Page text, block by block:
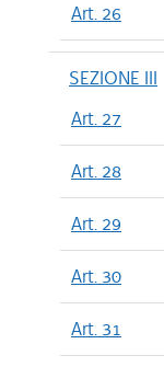
Art. 26
SEZIONE III
Art. 27
Art. 28
Art. 29
Art. 30
Art. 31